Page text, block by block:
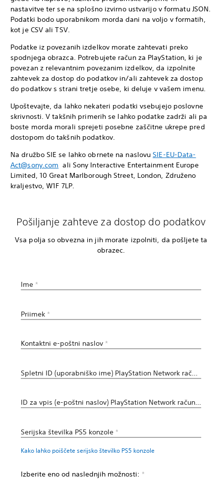
nastavitve ter se na splošno izvirno ustvarijo v formatu JSON.
Podatki bodo uporabnikom morda dani na voljo v formatih,
kot je CSV ali TSV.
Podatke iz povezanih izdelkov morate zahtevati preko
spodnjega obrazca. Potrebujete račun za PlayStation, ki je
povezan z relevantnim povezanim izdelkov, da izpolnite
zahtevek za dostop do podatkov in/ali zahtevek za dostop
do podatkov s strani tretje osebe, ki deluje v vašem imenu.
Upoštevajte, da lahko nekateri podatki vsebujejo poslovne
skrivnosti. V takšnih primerih se lahko podatke zadrži ali pa
boste morda morali sprejeti posebne zaščitne ukrepe pred
dostopom do takšnih podatkov.
Na družbo SIE se lahko obrnete na naslovuSIE-EU-Data-
Act@sony.com ali Sony Interactive Entertainment Europe
Limited, 10 Great Marlborough Street, London, Združeno
kraljestvo, W1F 7LP.
Pošiljanje zahteve za dostop do podatkov
Vsa polja so obvezna in jih morate izpolniti, da pošljete ta
obrazec.
Ime *
Priimek *
Kontaktni e-poštni naslov *
Spletni ID (uporabniško ime) PlayStation Network računa
ID za vpis (e-poštni naslov) PlayStation Network računa
Serijska številka PS5 konzole *
Kako lahko poiščete serijsko številko PS5 konzole
Izberite eno od naslednjih možnosti: *